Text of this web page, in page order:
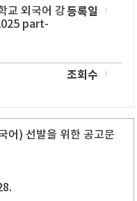
교 외국어 강
part-
등록일
조회수
어) 선발을 위한 공고문